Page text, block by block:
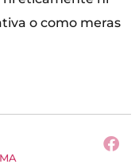
o como meras